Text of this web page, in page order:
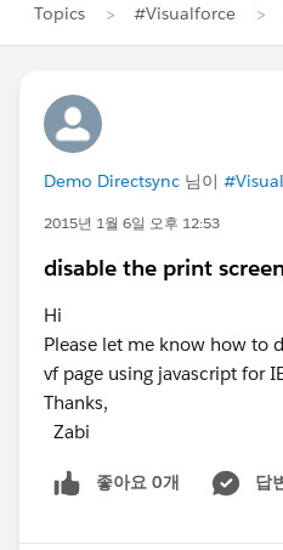
Topics #Visualforce
Demo Directsync 님이
2015년 1월 6일 오후 12:53
disable the print
Hi
Please let me know how to
vf page using javascript for
Thanks,
Zabi
좋아요 0개 답